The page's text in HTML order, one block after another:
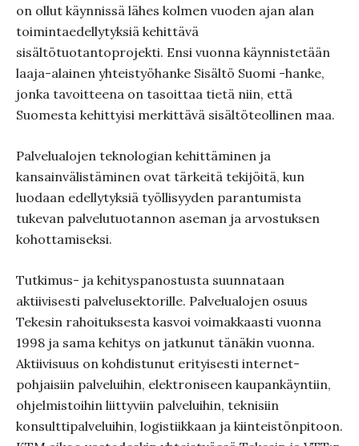
on ollut käynnissä lähes kolmen vuoden ajan alan
toimintaedellytyksiä kehittävä
sisältötuotantoprojekti. Ensi vuonna käynnistetään
laaja-alainen yhteistyöhanke Sisältö Suomi -hanke,
jonka tavoitteena on tasoittaa tietä niin, että
Suomesta kehittyisi merkittävä sisältöteollinen maa.
Palvelualojen teknologian kehittäminen ja
kansainvälistäminen ovat tärkeitä tekijöitä, kun
luodaan edellytyksiä työllisyyden parantumista
tukevan palvelutuotannon aseman ja arvostuksen
kohottamiseksi.
Tutkimus- ja kehityspanostusta suunnataan
aktiivisesti palvelusektorille. Palvelualojen osuus
Tekesin rahoituksesta kasvoi voimakkaasti vuonna
1998 ja sama kehitys on jatkunut tänäkin vuonna.
Aktiivisuus on kohdistunut erityisesti internet-
pohjaisiin palveluihin, elektroniseen kaupankäyntiin,
ohjelmistoihin liittyviin palveluihin, teknisiin
konsulttipalveluihin, logistiikkaan ja kiinteistönpitoon.